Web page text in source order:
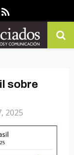
Rss
sobre
2025